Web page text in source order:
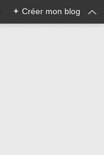
+ Créer mon blog